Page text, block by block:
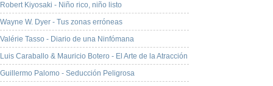
Robert Kiyosaki - Niño rico, niño listo
Wayne W. Dyer - Tus zonas erróneas
Valérie Tasso - Diario de una Ninfómana
Luis Caraballo & Mauricio Botero - El Arte de la Atracción
Guillermo Palomo - Seducción Peligrosa